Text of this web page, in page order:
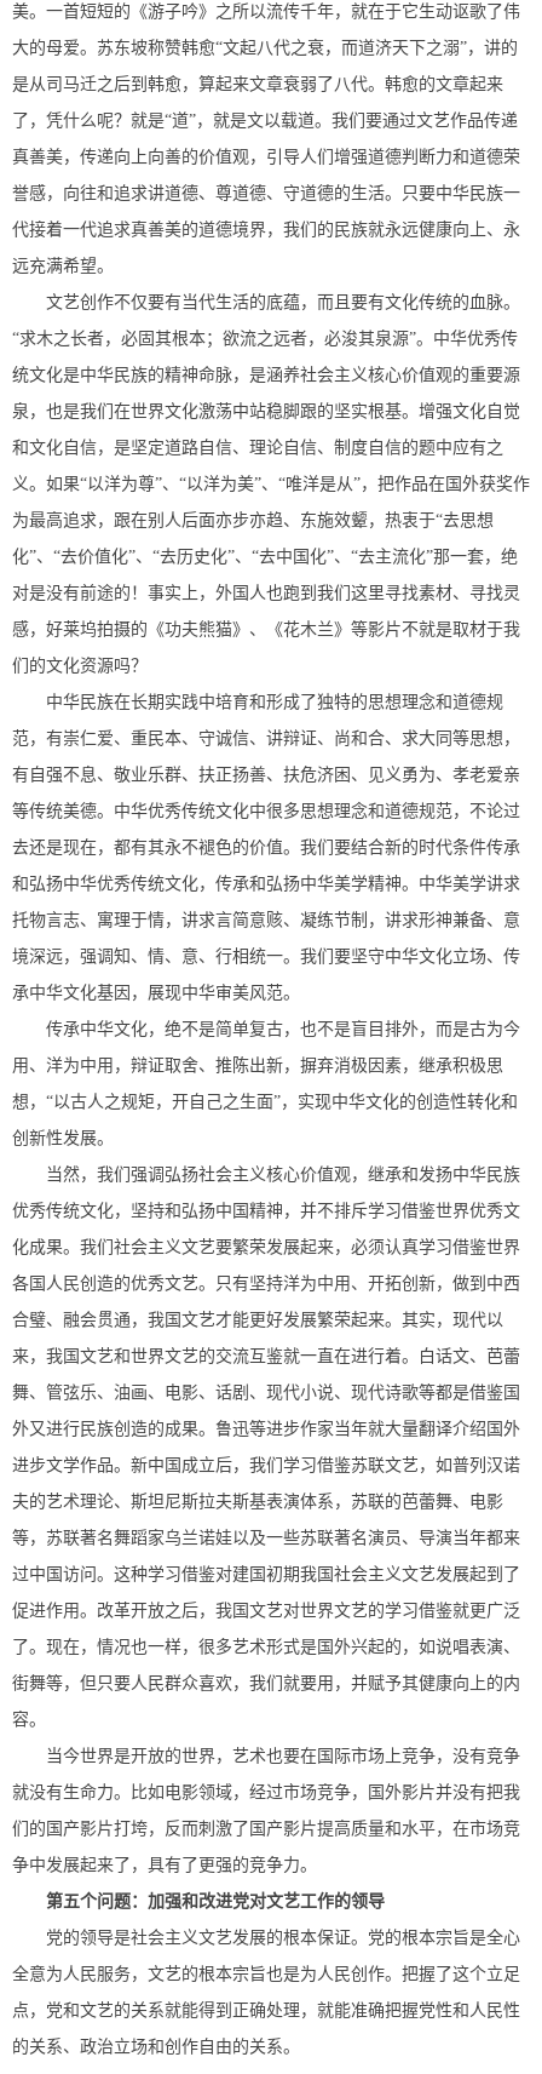
美。一首短短的《游子吟》之所以流传千年，就在于它生动讴歌了伟
大的母爱。苏东坡称赞韩愈“文起八代之衰，而道济天下之溺”，讲的
是从司马迁之后到韩愈，算起来文章衰弱了八代。韩愈的文章起来
了，凭什么呢？就是“道”，就是文以载道。我们要通过文艺作品传递
真善美，传递向上向善的价值观，引导人们增强道德判断力和道德荣
誉感，向往和追求讲道德、尊道德、守道德的生活。只要中华民族一
代接着一代追求真善美的道德境界，我们的民族就永远健康向上、永
远充满希望。
文艺创作不仅要有当代生活的底蕴，而且要有文化传统的血脉。
“求木之长者，必固其根本；欲流之远者，必浚其泉源”。中华优秀传
统文化是中华民族的精神命脉，是涵养社会主义核心价值观的重要源
泉，也是我们在世界文化激荡中站稳脚跟的坚实根基。增强文化自觉
和文化自信，是坚定道路自信、理论自信、制度自信的题中应有之
义。如果“以洋为尊”、“以洋为美”、“唯洋是从”，把作品在国外获奖作
为最高追求，跟在别人后面亦步亦趋、东施效颦，热衷于“去思想
化”、“去价值化”、“去历史化”、“去中国化”、“去主流化”那一套，绝
对是没有前途的！事实上，外国人也跑到我们这里寻找素材、寻找灵
感，好莱坞拍摄的《功夫熊猫》、《花木兰》等影片不就是取材于我
们的文化资源吗？
中华民族在长期实践中培育和形成了独特的思想理念和道德规
范，有崇仁爱、重民本、守诚信、讲辩证、尚和合、求大同等思想，
有自强不息、敬业乐群、扶正扬善、扶危济困、见义勇为、孝老爱亲
等传统美德。中华优秀传统文化中很多思想理念和道德规范，不论过
去还是现在，都有其永不褪色的价值。我们要结合新的时代条件传承
和弘扬中华优秀传统文化，传承和弘扬中华美学精神。中华美学讲求
托物言志、寓理于情，讲求言简意赅、凝练节制，讲求形神兼备、意
境深远，强调知、情、意、行相统一。我们要坚守中华文化立场、传
承中华文化基因，展现中华审美风范。
传承中华文化，绝不是简单复古，也不是盲目排外，而是古为今
用、洋为中用，辩证取舍、推陈出新，摒弃消极因素，继承积极思
想，“以古人之规矩，开自己之生面”，实现中华文化的创造性转化和
创新性发展。
当然，我们强调弘扬社会主义核心价值观，继承和发扬中华民族
优秀传统文化，坚持和弘扬中国精神，并不排斥学习借鉴世界优秀文
化成果。我们社会主义文艺要繁荣发展起来，必须认真学习借鉴世界
各国人民创造的优秀文艺。只有坚持洋为中用、开拓创新，做到中西
合璧、融会贯通，我国文艺才能更好发展繁荣起来。其实，现代以
来，我国文艺和世界文艺的交流互鉴就一直在进行着。白话文、芭蕾
舞、管弦乐、油画、电影、话剧、现代小说、现代诗歌等都是借鉴国
外又进行民族创造的成果。鲁迅等进步作家当年就大量翻译介绍国外
进步文学作品。新中国成立后，我们学习借鉴苏联文艺，如普列汉诺
夫的艺术理论、斯坦尼斯拉夫斯基表演体系，苏联的芭蕾舞、电影
等，苏联著名舞蹈家乌兰诺娃以及一些苏联著名演员、导演当年都来
过中国访问。这种学习借鉴对建国初期我国社会主义文艺发展起到了
促进作用。改革开放之后，我国文艺对世界文艺的学习借鉴就更广泛
了。现在，情况也一样，很多艺术形式是国外兴起的，如说唱表演、
街舞等，但只要人民群众喜欢，我们就要用，并赋予其健康向上的内
容。
当今世界是开放的世界，艺术也要在国际市场上竞争，没有竞争
就没有生命力。比如电影领域，经过市场竞争，国外影片并没有把我
们的国产影片打垮，反而刺激了国产影片提高质量和水平，在市场竞
争中发展起来了，具有了更强的竞争力。
第五个问题：加强和改进党对文艺工作的领导
党的领导是社会主义文艺发展的根本保证。党的根本宗旨是全心
全意为人民服务，文艺的根本宗旨也是为人民创作。把握了这个立足
点，党和文艺的关系就能得到正确处理，就能准确把握党性和人民性
的关系、政治立场和创作自由的关系。